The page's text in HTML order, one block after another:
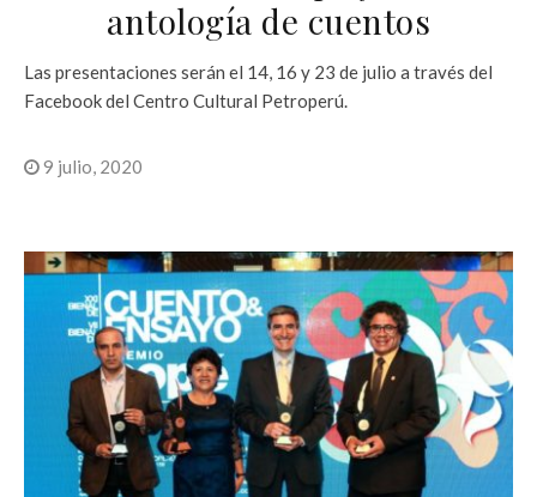
antología de cuentos
Las presentaciones serán el 14, 16 y 23 de julio a través del
Facebook del Centro Cultural Petroperú.
9 julio, 2020